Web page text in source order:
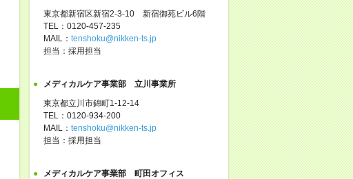
東京都新宿区新宿2-3-10 新宿御苑ビル6階
TEL：0120-457-235
MAIL： tenshoku@nikken-ts.jp
担当：採用担当
メディカルケア事業部 立川事業所
東京都立川市錦町1-12-14
TEL：0120-934-200
MAIL： tenshoku@nikken-ts.jp
担当：採用担当
メディカルケア事業部 町田オフィス